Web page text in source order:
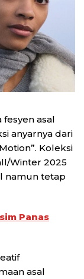
fesyen asal
anyarnya dari
Koleksi
Winter 2025
namun tetap
Panas
asal